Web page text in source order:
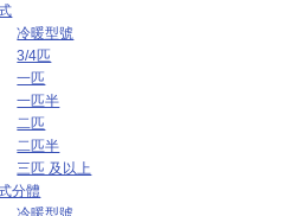
冷暖型號
3/4匹
一匹
一匹半
二匹
二匹半
三匹 及以上
分體
冷暖型號